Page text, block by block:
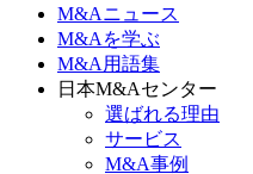
M&Aニュース
M&Aを学ぶ
M&A用語集
日本M&Aセンター
選ばれる理由
サービス
M&A事例